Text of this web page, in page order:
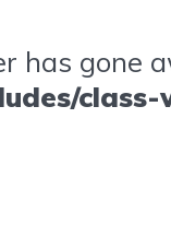
has gone
class-